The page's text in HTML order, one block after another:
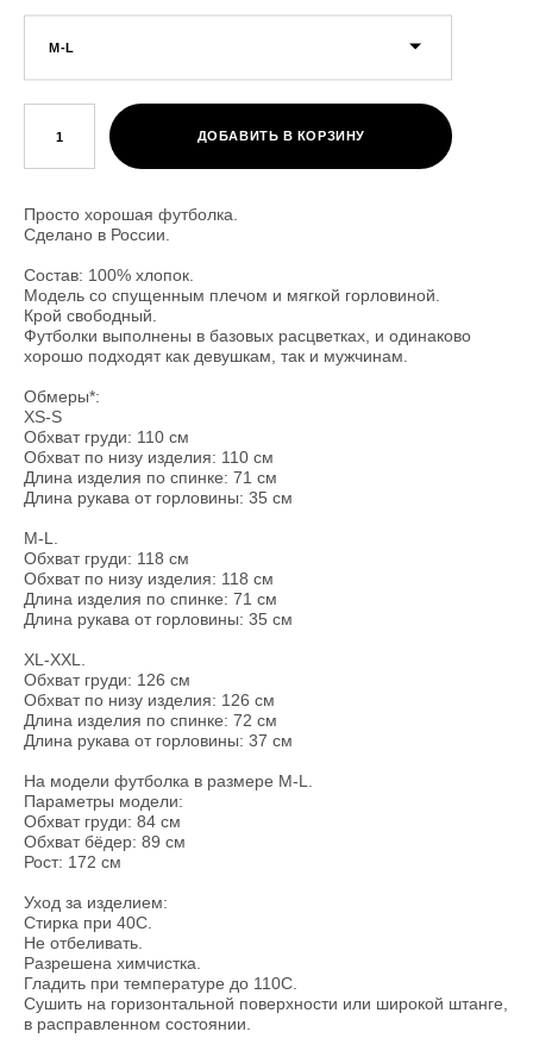
M-L
ДОБАВИТЬ В КОРЗИНУ
Просто хорошая футболка.
Сделано в России.
Состав: 100% хлопок.
Модель со спущенным плечом и мягкой горловиной.
Крой свободный.
Футболки выполнены в базовых расцветках, и одинаково
хорошо подходят как девушкам, так и мужчинам.
Обмеры*:
XS-S
Обхват груди: 110 см
Обхват по низу изделия: 110 см
Длина изделия по спинке: 71 см
Длина рукава от горловины: 35 см
M-L.
Обхват груди: 118 см
Обхват по низу изделия: 118 см
Длина изделия по спинке: 71 см
Длина рукава от горловины: 35 см
XL-XXL.
Обхват груди: 126 см
Обхват по низу изделия: 126 см
Длина изделия по спинке: 72 см
Длина рукава от горловины: 37 см
На модели футболка в размере M-L.
Параметры модели:
Обхват груди: 84 см
Обхват бёдер: 89 см
Рост: 172 см
Уход за изделием:
Стирка при 40С.
Не отбеливать.
Разрешена химчистка.
Гладить при температуре до 110С.
Сушить на горизонтальной поверхности или широкой штанге,
в расправленном состоянии.